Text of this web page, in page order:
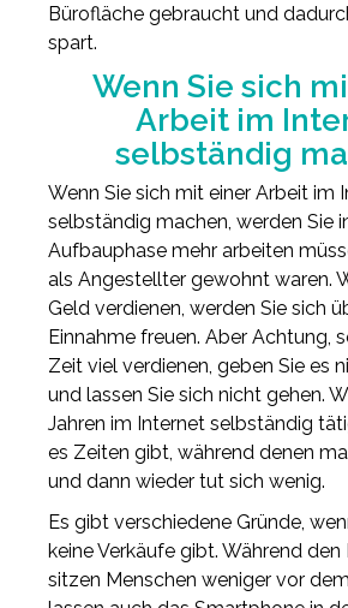
Bürofläche gebraucht und
spart.
Wenn Sie sich
Arbeit im
selbständig
Wenn Sie sich mit einer Arbeit im
selbständig machen, werden Sie
Aufbauphase mehr arbeiten
als Angestellter gewohnt waren.
Geld verdienen, werden Sie sich
Einnahme freuen. Aber Achtung,
Zeit viel verdienen, geben Sie es
und lassen Sie sich nicht gehen.
Jahren im Internet selbständig
es Zeiten gibt, während denen
und dann wieder tut sich wenig.
Es gibt verschiedene Gründe,
keine Verkäufe gibt. Während den
sitzen Menschen weniger vor